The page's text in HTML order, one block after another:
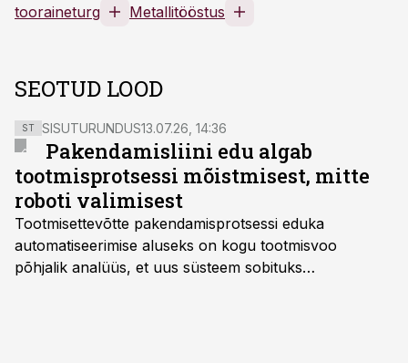
tooraineturg Metallitööstus
SEOTUD LOOD
ST SISUTURUNDUS13.07.26, 14:36
Pakendamisliini edu algab
tootmisprotsessi mõistmisest, mitte
roboti valimisest
Tootmisettevõtte pakendamisprotsessi eduka
automatiseerimise aluseks on kogu tootmisvoo
põhjalik analüüs, et uus süsteem sobituks